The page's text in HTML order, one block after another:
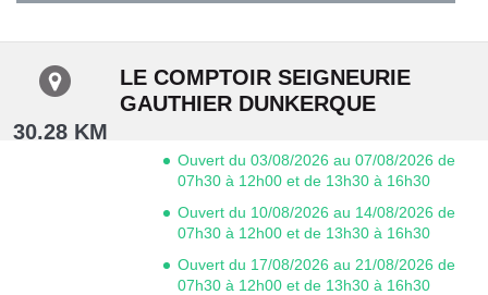
30.28 KM
LE COMPTOIR SEIGNEURIE
GAUTHIER DUNKERQUE
Ouvert du 03/08/2026 au 07/08/2026 de
07h30 à 12h00 et de 13h30 à 16h30
Ouvert du 10/08/2026 au 14/08/2026 de
07h30 à 12h00 et de 13h30 à 16h30
Ouvert du 17/08/2026 au 21/08/2026 de
07h30 à 12h00 et de 13h30 à 16h30